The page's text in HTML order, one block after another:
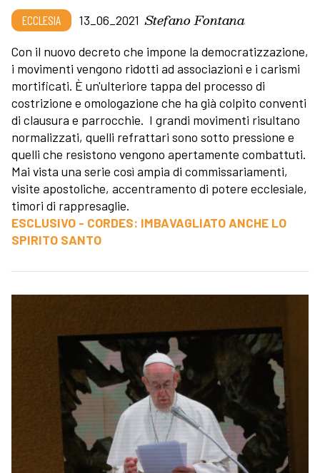
ECCLESIA 13_06_2021 Stefano Fontana
Con il nuovo decreto che impone la democratizzazione,
i movimenti vengono ridotti ad associazioni e i carismi
mortificati. È un'ulteriore tappa del processo di
costrizione e omologazione che ha già colpito conventi
di clausura e parrocchie. I grandi movimenti risultano
normalizzati, quelli refrattari sono sotto pressione e
quelli che resistono vengono apertamente combattuti.
Mai vista una serie così ampia di commissariamenti,
visite apostoliche, accentramento di potere ecclesiale,
timori di rappresaglie.
ESCLUSIVO - CORDES: IMBAVAGLIATO ANCHE LO
SPIRITO SANTO